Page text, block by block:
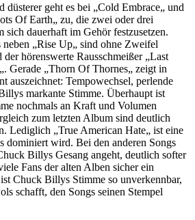
düsterer geht es bei „Cold Embrace„ und
Of Earth„ zu, die zwei oder drei
sich dauerhaft im Gehör festzusetzen.
„Rise Up„ sind ohne Zweifel
hörenswerte Rausschmeißer „Last
Gerade „Thorn Of Thornes„ zeigt in
auszeichnet: Tempowechsel, perlende
markante Stimme. Überhaupt ist
nochmals an Kraft und Volumen
zum letzten Album sind deutlich
Lediglich „True American Hate„ ist eine
dominiert wird. Bei den anderen Songs
Billys Gesang angeht, deutlich softer
Fans der alten Alben sicher ein
Chuck Billys Stimme so unverkennbar,
schafft, den Songs seinen Stempel